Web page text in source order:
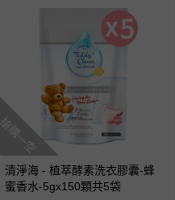
搶購一空
清淨海 - 植萃酵素洗衣膠囊-蜂
蜜香水-5gx150顆共5袋